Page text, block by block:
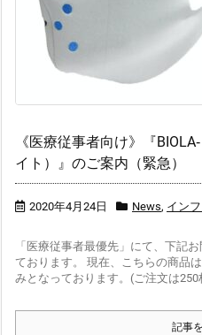
《医療従事者向け》『
イト）』のご案内（緊急）
2020年4月24日 News, イン
「医療従事者最優先」にて、下記
ております。 現在、こちらの商品
みとなっております。(ご注文は250
記事